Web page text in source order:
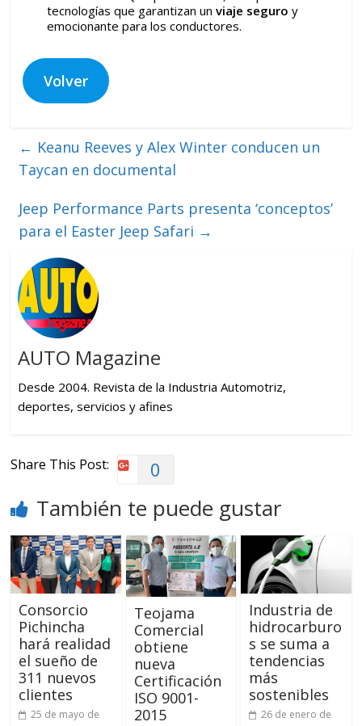
tecnologías que garantizan unviaje seguro y
emocionante para los conductores.
Volver
← Keanu Reeves y Alex Winter conducen un
Taycan en documental
Jeep Performance Parts presenta ‘conceptos’
para el Easter Jeep Safari →
AUTO Magazine
Desde 2004. Revista de la Industria Automotriz,
deportes, servicios y afines
Share This Post: 0
También te puede gustar
Consorcio
Pichincha
hará realidad
el sueño de
311 nuevos
clientes
25 de mayo de
Teojama
Comercial
obtiene
nueva
Certificación
ISO 9001-
2015
Industria de
hidrocarburo
s se suma a
tendencias
más
sostenibles
26 de enero de